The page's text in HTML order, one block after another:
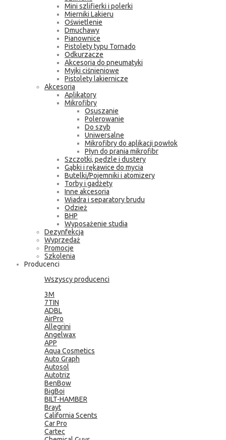
Mini szlifierki i polerki
Mierniki Lakieru
Oświetlenie
Dmuchawy
Pianownice
Pistolety typu Tornado
Odkurzacze
Akcesoria do pneumatyki
Myjki ciśnieniowe
Pistolety lakiernicze
Akcesoria
Aplikatory
Mikrofibry
Osuszanie
Polerowanie
Do szyb
Uniwersalne
Mikrofibry do aplikacji powłok
Płyn do prania mikrofibr
Szczotki, pędzle i dustery
Gąbki i rękawice do mycia
Butelki/Pojemniki i atomizery
Torby i gadżety
Inne akcesoria
Wiadra i separatory brudu
Odzież
BHP
Wyposażenie studia
Dezynfekcja
Wyprzedaż
Promocje
Szkolenia
Producenci
Wszyscy producenci
3M
7TIN
ADBL
AirPro
Allegrini
Angelwax
APP
Aqua Cosmetics
Auto Graph
Autosol
Autotriz
BenBow
BigBoi
BILT-HAMBER
Brayt
California Scents
Car Pro
Cartec